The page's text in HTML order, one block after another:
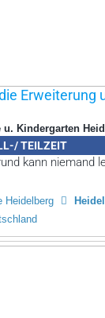
Erweiterung
Kindergarten
TEILZEIT
kann niemand
Heidelberg